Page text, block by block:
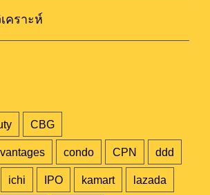
คราะห์
CBG
condo CPN ddd
ichi IPO kamart lazada